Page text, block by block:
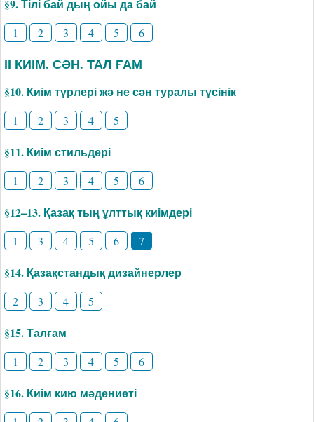
§9. Тілі бай дың ойы да бай
1 2 3 4 5 6
ІІ КИІМ. СӘН. ТАЛ ҒАМ
§10. Киім түрлері жә не сән туралы түсінік
1 2 3 4 5
§11. Киім стильдері
1 2 3 4 5 6
§12–13. Қазақ тың ұлттық киімдері
1 3 4 5 6 7
§14. Қазақстандық дизайнерлер
2 3 4 5
§15. Талғам
1 2 3 4 5 6
§16. Киім кию мәдениеті